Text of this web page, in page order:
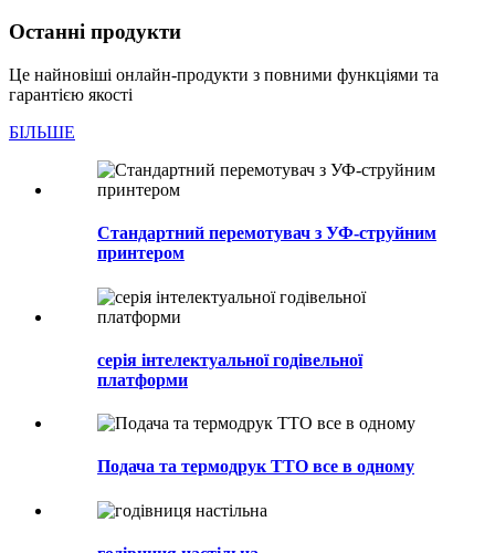
Останні продукти
Це найновіші онлайн-продукти з повними функціями та
гарантією якості
БІЛЬШЕ
Стандартний перемотувач з УФ-струйним
принтером
серія інтелектуальної годівельної
платформи
Подача та термодрук TTO все в одному